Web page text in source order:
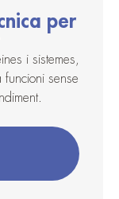
per
i sistemes,
sense